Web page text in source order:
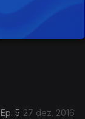
Ep. 5 27 dez. 2016